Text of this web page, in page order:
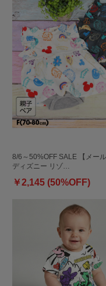
8/6～50%OFF SALE 【メー
ディズニー リゾ…
￥2,145 (50%OFF)